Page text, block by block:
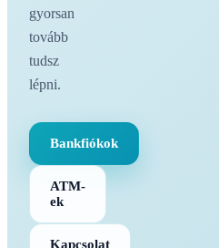
gyorsan
tovább
tudsz
lépni.
Bankfiókok
ATM-
ek
Kapcsolat